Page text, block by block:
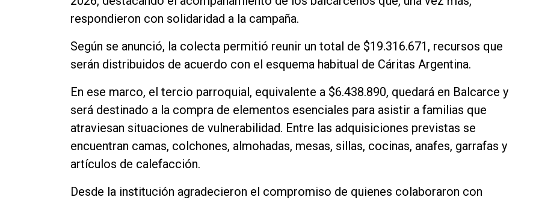
respondieron con solidaridad a la campaña.
Según se anunció, la colecta permitió reunir un total de $19.316.671, recursos que
serán distribuidos de acuerdo con el esquema habitual de Cáritas Argentina.
En ese marco, el tercio parroquial, equivalente a $6.438.890, quedará en Balcarce y
será destinado a la compra de elementos esenciales para asistir a familias que
atraviesan situaciones de vulnerabilidad. Entre las adquisiciones previstas se
encuentran camas, colchones, almohadas, mesas, sillas, cocinas, anafes, garrafas y
artículos de calefacción.
Desde la institución agradecieron el compromiso de quienes colaboraron con